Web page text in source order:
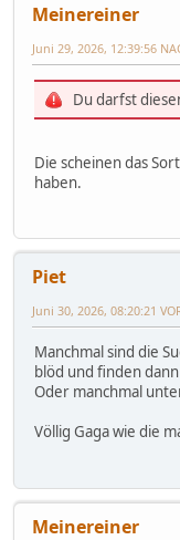
Meinereiner
Juni 29, 2026, 12:39:56
Du darfst
Die scheinen das
haben.
Piet
Juni 30, 2026, 08:20:21
Manchmal sind die
blöd und finden
Oder manchmal
Völlig Gaga wie die
Meinereiner